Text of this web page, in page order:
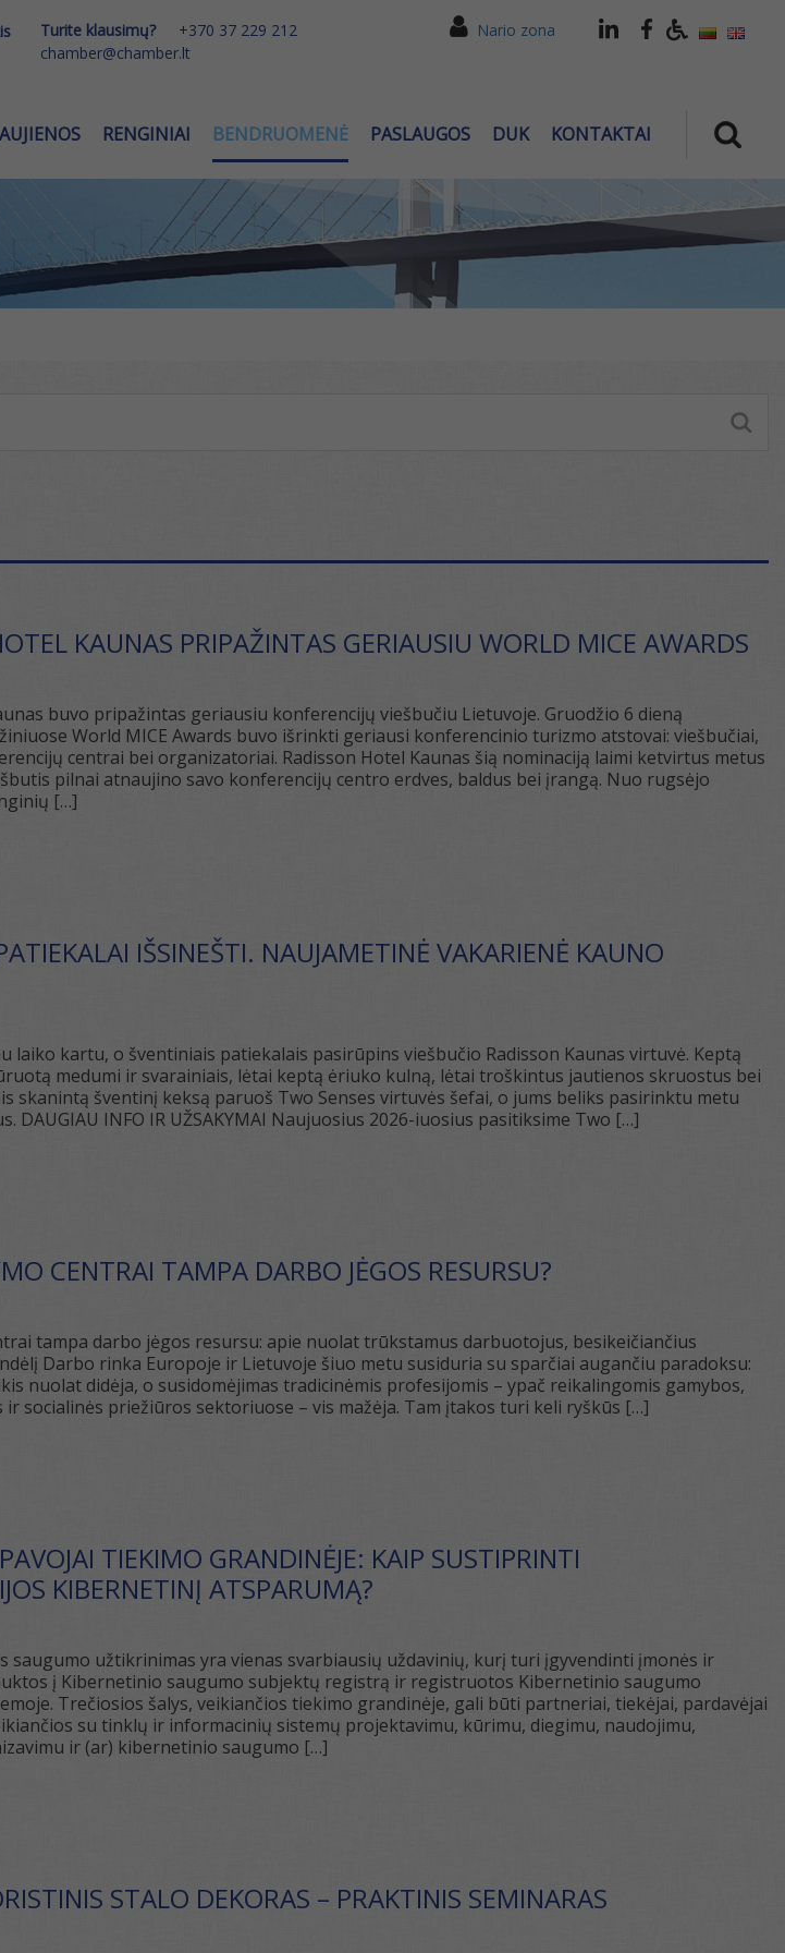
Turite klausimų?
+370 37 229 212
chamber@chamber.lt
Nario zona
RENGINIAI BENDRUOMENĖ PASLAUGOS DUK KONTAKTAI
KAUNAS PRIPAŽINTAS GERIAUSIU WORLD MICE AWARDS
buvo pripažintas geriausiu konferencijų viešbučiu Lietuvoje. Gruodžio 6 dieną
World MICE Awards buvo išrinkti geriausi konferencinio turizmo atstovai: viešbučiai,
centrai bei organizatoriai. Radisson Hotel Kaunas šią nominaciją laimi ketvirtus metus
pilnai atnaujino savo konferencijų centro erdves, baldus bei įrangą. Nuo rugsėjo
[…]
IŠSINEŠTI. NAUJAMETINĖ VAKARIENĖ KAUNO
laiko kartu, o šventiniais patiekalais pasirūpins viešbučio Radisson Kaunas virtuvė. Keptą
medumi ir svarainiais, lėtai keptą ėriuko kulną, lėtai troškintus jautienos skruostus bei
skanintą šventinį keksą paruoš Two Senses virtuvės šefai, o jums beliks pasirinktu metu
DAUGIAU INFO IR UŽSAKYMAI Naujuosius 2026-iuosius pasitiksime Two […]
CENTRAI TAMPA DARBO JĖGOS RESURSU?
tampa darbo jėgos resursu: apie nuolat trūkstamus darbuotojus, besikeičiančius
Darbo rinka Europoje ir Lietuvoje šiuo metu susiduria su sparčiai augančiu paradoksu:
nuolat didėja, o susidomėjimas tradicinėmis profesijomis – ypač reikalingomis gamybos,
ir socialinės priežiūros sektoriuose – vis mažėja. Tam įtakos turi keli ryškūs […]
TIEKIMO GRANDINĖJE: KAIP SUSTIPRINTI
KIBERNETINĮ ATSPARUMĄ?
saugumo užtikrinimas yra vienas svarbiausių uždavinių, kurį turi įgyvendinti įmonės ir
į Kibernetinio saugumo subjektų registrą ir registruotos Kibernetinio saugumo
Trečiosios šalys, veikiančios tiekimo grandinėje, gali būti partneriai, tiekėjai, pardavėjai
su tinklų ir informacinių sistemų projektavimu, kūrimu, diegimu, naudojimu,
ir (ar) kibernetinio saugumo […]
STALO DEKORAS – PRAKTINIS SEMINARAS